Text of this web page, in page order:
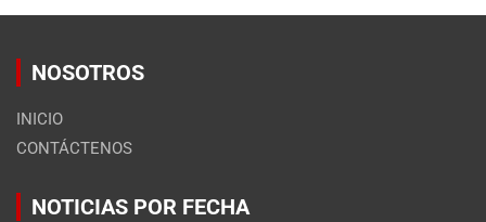
NOSOTROS
INICIO
CONTÁCTENOS
NOTICIAS POR FECHA